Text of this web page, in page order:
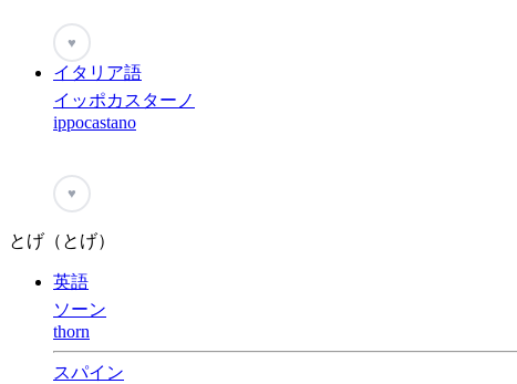
♥
イタリア語
イッポカスターノ
ippocastano
♥
とげ（とげ）
英語
ソーン
thorn
スパイン